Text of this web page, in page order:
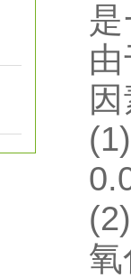
(1)
(2)